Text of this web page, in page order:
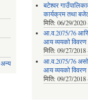
अन्य
बटेश्वर
कार्यक्रम तथा
मिति:06/29/2020
आ.व.2075/76
आय व्ययको विवरण
मिति:09/27/2018
आ.व.2075/76
आय व्ययको विवरण
मिति:09/27/2018